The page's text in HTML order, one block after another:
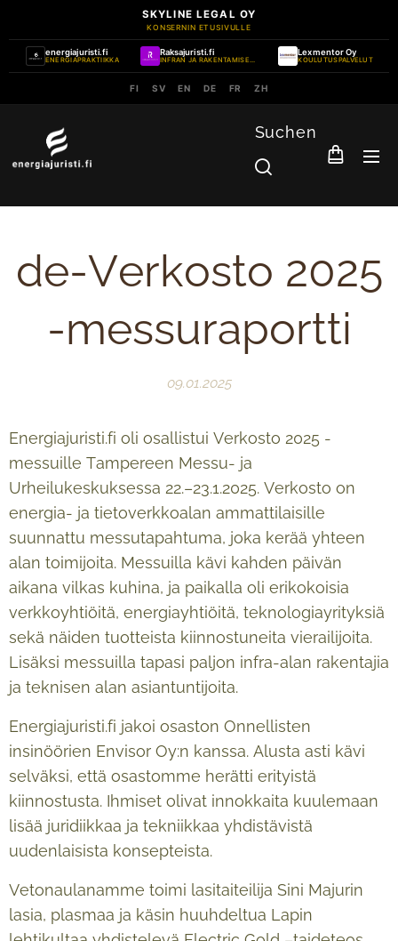
SKYLINE LEGAL OY
KONSERNIN ETUSIVULLE
energiajuristi.fi
ENERGIAPRAKTIIKKA
Raksajuristi.fi
INFRAN JA RAKENTAMISEN PRAKTIIKKA
Lexmentor Oy
KOULUTUSPALVELUT
FI SV EN DE FR ZH
Suchen
de-Verkosto 2025
-messuraportti
09.01.2025
Energiajuristi.fi oli osallistui Verkosto 2025 -
messuille Tampereen Messu- ja
Urheilukeskuksessa 22.–23.1.2025. Verkosto on
energia- ja tietoverkkoalan ammattilaisille
suunnattu messutapahtuma, joka kerää yhteen
alan toimijoita. Messuilla kävi kahden päivän
aikana vilkas kuhina, ja paikalla oli erikokoisia
verkkoyhtiöitä, energiayhtiöitä, teknologiayrityksiä
sekä näiden tuotteista kiinnostuneita vierailijoita.
Lisäksi messuilla tapasi paljon infra-alan rakentajia
ja teknisen alan asiantuntijoita.
Energiajuristi.fi jakoi osaston Onnellisten
insinöörien Envisor Oy:n kanssa. Alusta asti kävi
selväksi, että osastomme herätti erityistä
kiinnostusta. Ihmiset olivat innokkaita kuulemaan
lisää juridiikkaa ja tekniikkaa yhdistävistä
uudenlaisista konsepteista.
Vetonaulanamme toimi lasitaiteilija Sini Majurin
lasia, plasmaa ja käsin huuhdeltua Lapin